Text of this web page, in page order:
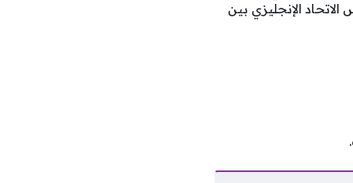
الإنجليزي بين